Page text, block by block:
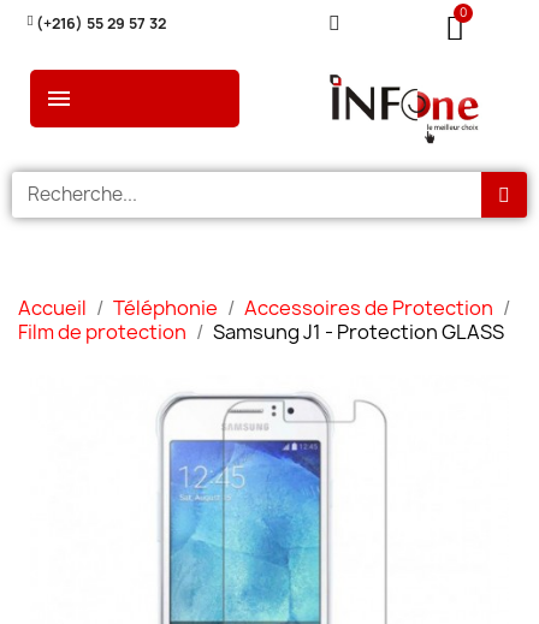
(+216) 55 29 57 32
Accueil Téléphonie
Accessoires de Protection
Film de protection
Samsung J1 - Protection GLASS